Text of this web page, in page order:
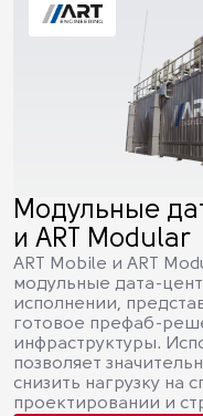
Модульные
и ART Modular
ART Mobile и ART
модульные дата-
исполнении,
готовое префаб-
инфраструктуры.
позволяет
снизить нагрузку на
проектировании и